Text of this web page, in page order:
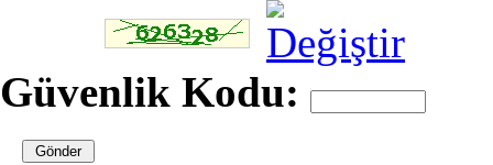
Güvenlik Kodu: